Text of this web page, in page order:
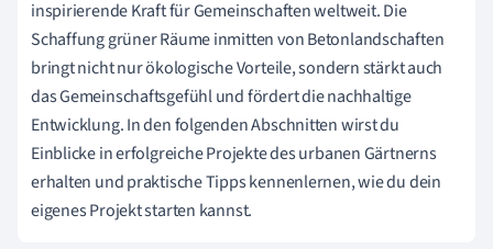
inspirierende Kraft für Gemeinschaften weltweit. Die
Schaffung grüner Räume inmitten von Betonlandschaften
bringt nicht nur ökologische Vorteile, sondern stärkt auch
das Gemeinschaftsgefühl und fördert die nachhaltige
Entwicklung. In den folgenden Abschnitten wirst du
Einblicke in erfolgreiche Projekte des urbanen Gärtnerns
erhalten und praktische Tipps kennenlernen, wie du dein
eigenes Projekt starten kannst.